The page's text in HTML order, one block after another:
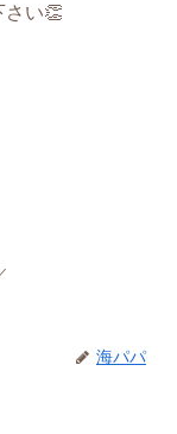
さい👏
海パパ